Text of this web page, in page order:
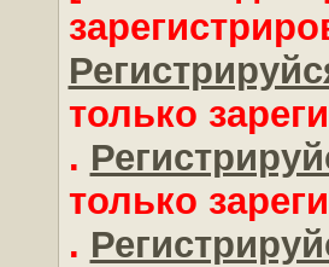
только
.
только
.